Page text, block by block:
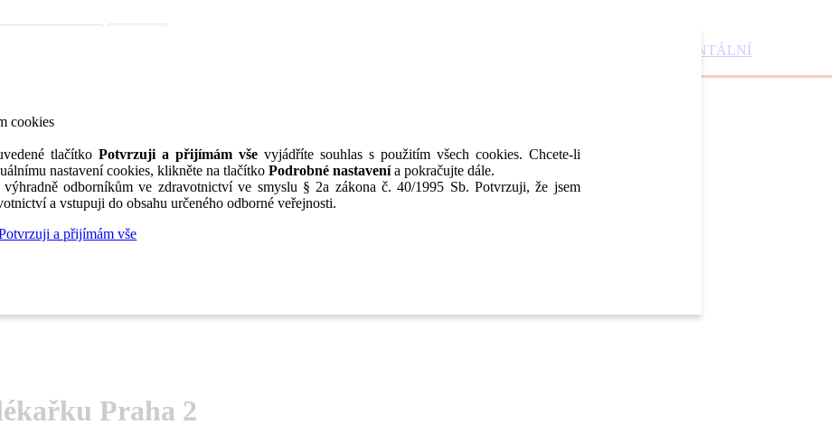
DENTÁLNÍ
Praha 2
cookies
tlačítkoPotvrzuji a přijímám vše vyjádříte souhlas s použitím všech cookies. Chcete-li
nastavení cookies, klikněte na tlačítko Podrobné nastavenía pokračujte dále.
odborníkům ve zdravotnictví ve smyslu § 2a zákona č. 40/1995 Sb. Potvrzuji, že jsem
a vstupuji do obsahu určeného odborné veřejnosti.
a přijímám vše